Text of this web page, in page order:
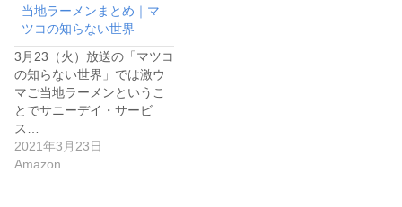
当地ラーメンまとめ｜マ
ツコの知らない世界
3月23（火）放送の「マツコ
の知らない世界」では激ウ
マご当地ラーメンというこ
とでサニーデイ・サービ
ス…
2021年3月23日
Amazon